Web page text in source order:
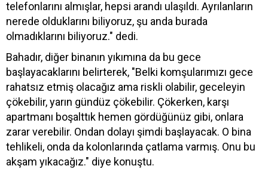
telefonlarını almışlar, hepsi arandı ulaşıldı. Ayrılanların
nerede olduklarını biliyoruz, şu anda burada
olmadıklarını biliyoruz." dedi.
Bahadır, diğer binanın yıkımına da bu gece
başlayacaklarını belirterek, "Belki komşularımızı gece
rahatsız etmiş olacağız ama riskli olabilir, geceleyin
çökebilir, yarın gündüz çökebilir. Çökerken, karşı
apartmanı boşalttık hemen gördüğünüz gibi, onlara
zarar verebilir. Ondan dolayı şimdi başlayacak. O bina
tehlikeli, onda da kolonlarında çatlama varmış. Onu bu
akşam yıkacağız." diye konuştu.